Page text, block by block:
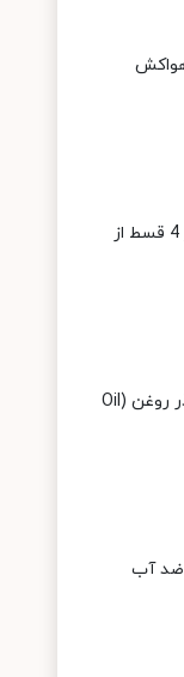
فرصت ویژه خرید طلا در 4 قسط از
راهنمای جامع کاهش گذر روغن (Oil
ضد آب